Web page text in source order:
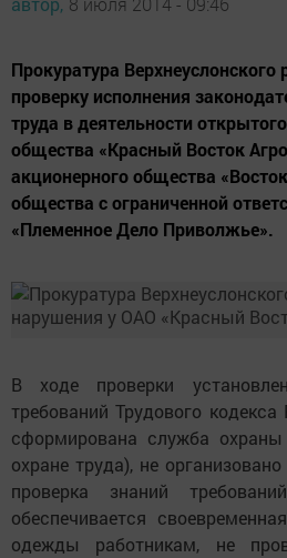
Прокуратура Верхнеуслонского
проверку исполнения
труда в деятельности
общества «Красный Восток
акционерного общества
общества с ограниченной
«Племенное Дело Приволжье».
В ходе проверки
требований Трудового
сформирована служба
охране труда), не
проверка знаний
обеспечивается
одежды работникам, не